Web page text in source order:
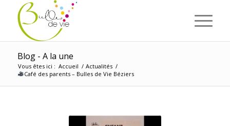
Blog - A la une
Vous êtes ici : Accueil / Actualités /
Café des parents – Bulles de Vie Béziers
Panneau de gestion des cookies